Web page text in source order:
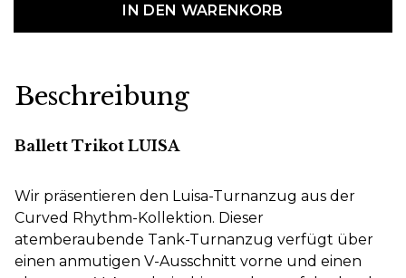
IN DEN WARENKORB
Beschreibung
Ballett Trikot LUISA
Wir präsentieren den Luisa-Turnanzug aus der
Curved Rhythm-Kollektion. Dieser
atemberaubende Tank-Turnanzug verfügt über
einen anmutigen V-Ausschnitt vorne und einen